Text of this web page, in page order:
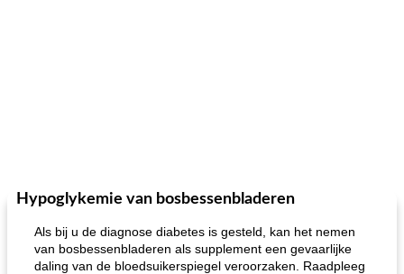
Hypoglykemie van bosbessenbladeren
Als bij u de diagnose diabetes is gesteld, kan het nemen
van bosbessenbladeren als supplement een gevaarlijke
daling van de bloedsuikerspiegel veroorzaken. Raadpleeg